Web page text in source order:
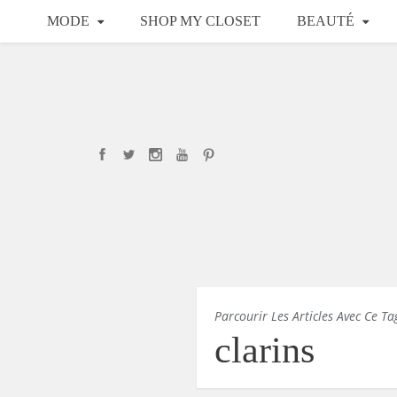
MODE SHOP MY CLOSET BEAUTÉ
Parcourir Les Articles Avec Ce
clarins